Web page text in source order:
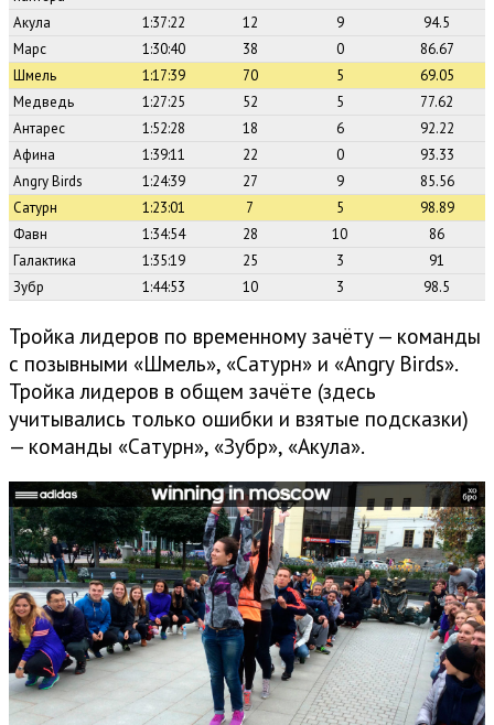
Акула 1:37:22 12 9
94.5
Марс
1:30:40 38 0
86.67
Шмель
1:17:39 70 5
69.05
Медведь
1:27:25 52 5
77.62
Антарес
1:52:28 18 6
92.22
Афина
1:39:11 22 0
93.33
Angry Birds
1:24:39 27 9
85.56
Сатурн
1:23:01 7 5
98.89
Фавн
1:34:54 28 10
86
Галактика
1:35:19 25 3
91
Зубр
1:44:53 10 3 98.5
Тройка лидеров по временному зачёту — команды
с позывными «Шмель», «Сатурн» и «Angry Birds».
Тройка лидеров в общем зачёте (здесь
учитывались только ошибки и взятые подсказки)
— команды «Сатурн», «Зубр», «Акула».